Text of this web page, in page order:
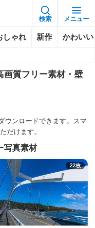
検索 メニュー
しゃれ 新作 かわいい
画質フリー素材・壁
ウンロードできます。スマ
だけます。
写真素材
22枚